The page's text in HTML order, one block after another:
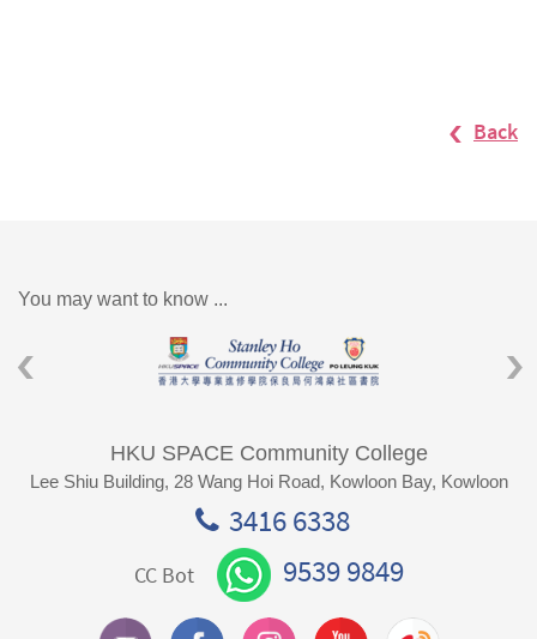
Back
You may want to know ...
HKU SPACE Community College
Lee Shiu Building, 28 Wang Hoi Road, Kowloon Bay, Kowloon
3416 6338
CC Bot 9539 9849